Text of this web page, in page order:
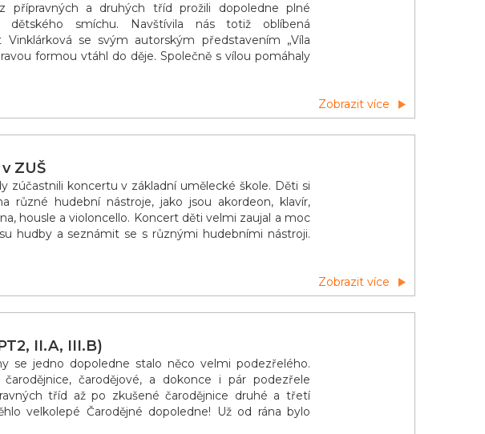
a druhých tříd prožili dopoledne plné
dětského smíchu. Navštívila nás totiž oblíbená
se svým autorským představením „Víla
formou vtáhl do děje. Společně s vílou pomáhaly
Zobrazit více
ZUŠ
zúčastnili koncertu v základní umělecké škole. Děti si
různé hudební nástroje, jako jsou akordeon, klavír,
housle a violoncello. Koncert děti velmi zaujal a moc
hudby a seznámit se s různými hudebními nástroji.
Zobrazit více
II.A, III.B)
se jedno dopoledne stalo něco velmi podezřelého.
čarodějové, a dokonce i pár podezřele
tříd až po zkušené čarodějnice druhé a třetí
velkolepé Čarodějné dopoledne! Už od rána bylo